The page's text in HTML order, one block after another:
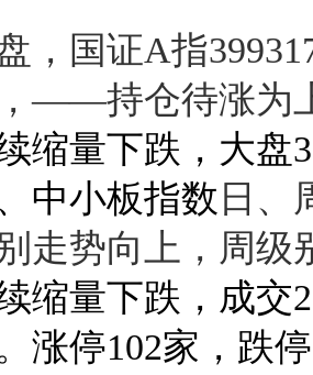
，国证A指
——持仓待涨为
缩量下跌，大盘
中小板指数 日、
走势向上，周级
缩量下跌，成交
涨停102家，跌